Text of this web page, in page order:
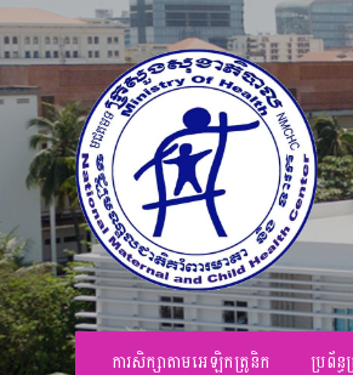
Skip
to
content
Skip
to
main
Skip
to
footer
ការសិក្សាតាមអេឡិកត្រូនិក ប្រព័ន្